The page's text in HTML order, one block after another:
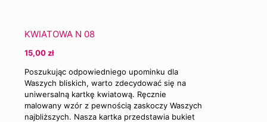
KWIATOWA N 08
15,00zł
Poszukując odpowiedniego upominku dla
Waszych bliskich, warto zdecydować się na
uniwersalną kartkę kwiatową. Ręcznie
malowany wzór z pewnością zaskoczy Waszych
najbliższych. Nasza kartka przedstawia bukiet